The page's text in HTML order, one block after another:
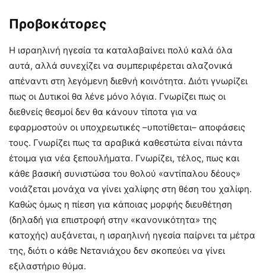
Προβοκάτορες
Η ισραηλινή ηγεσία τα καταλαβαίνει πολύ καλά όλα
αυτά, αλλά συνεχίζει να συμπεριφέρεται αλαζονικά
απέναντι στη λεγόμενη διεθνή κοινότητα. Διότι γνωρίζει
πως οι Δυτικοί θα λένε μόνο λόγια. Γνωρίζει πως οι
διεθνείς θεσμοί δεν θα κάνουν τίποτα για να
εφαρμοστούν οι υποχρεωτικές –υποτίθεται– αποφάσεις
τους. Γνωρίζει πως τα αραβικά καθεστώτα είναι πάντα
έτοιμα για νέα ξεπουλήματα. Γνωρίζει, τέλος, πως και
κάθε βασική συνιστώσα του θολού «αντίπαλου δέους»
νοιάζεται μονάχα να γίνει χαλίφης στη θέση του χαλίφη.
Καθώς όμως η πίεση για κάποιας μορφής διευθέτηση
(δηλαδή για επιστροφή στην «κανονικότητα» της
κατοχής) αυξάνεται, η ισραηλινή ηγεσία παίρνει τα μέτρα
της, διότι ο κάθε Νετανιάχου δεν σκοπεύει να γίνει
εξιλαστήριο θύμα.